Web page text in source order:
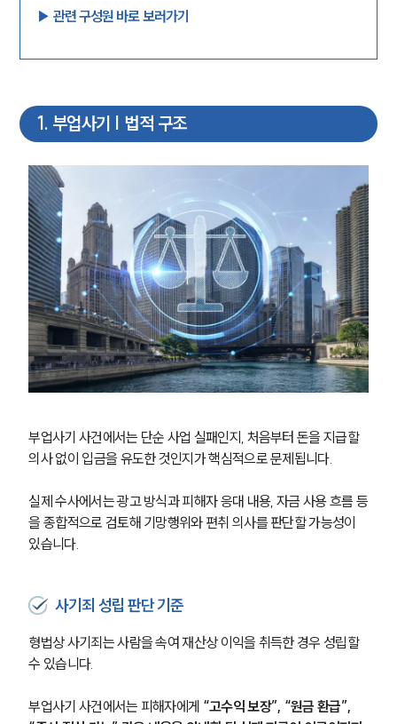
▶︎ 관련 구성원 바로 보러가기
1 . 부업사기 | 법적 구조
부업사기 사건에서는 단순 사업 실패인지, 처음부터 돈을 지급할
의사 없이 입금을 유도한 것인지가 핵심적으로 문제됩니다.
실제 수사에서는 광고 방식과 피해자 응대 내용, 자금 사용 흐름 등
을 종합적으로 검토해 기망행위와 편취 의사를 판단할 가능성이
있습니다.
사기죄 성립 판단 기준
형법상 사기죄는 사람을 속여 재산상 이익을 취득한 경우 성립할
수 있습니다.
부업사기 사건에서는 피해자에게 “고수익 보장”, “원금 환급”,